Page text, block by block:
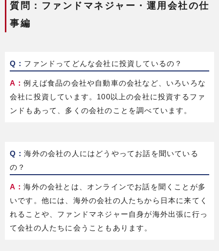
質問：ファンドマネジャー・運用会社の仕
事編
Q： ファンドってどんな会社に投資しているの？
A：例えば食品の会社や自動車の会社など、いろいろな
会社に投資しています。100以上の会社に投資するファ
ンドもあって、多くの会社のことを調べています。
Q：海外の会社の人にはどうやってお話を聞いている
の？
A：海外の会社とは、オンラインでお話を聞くことが多
いです。他には、海外の会社の人たちから日本に来てく
れることや、ファンドマネジャー自身が海外出張に行っ
て会社の人たちに会うこともあります。